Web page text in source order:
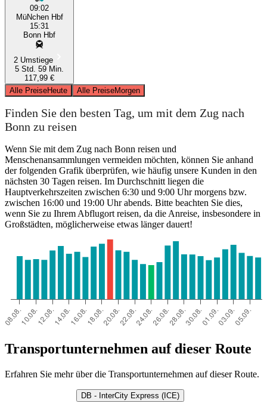
09:02
MüNchen Hbf
15:31
Bonn Hbf
2 Umstiege
5 Std. 59 Min.
117,99 €
Alle PreiseHeute Alle PreiseMorgen
Finden Sie den besten Tag, um mit dem Zug nach
Bonn zu reisen
Wenn Sie mit dem Zug nach Bonn reisen und
Menschenansammlungen vermeiden möchten, können Sie anhand
der folgenden Grafik überprüfen, wie häufig unsere Kunden in den
nächsten 30 Tagen reisen. Im Durchschnitt liegen die
Hauptverkehrszeiten zwischen 6:30 und 9:00 Uhr morgens bzw.
zwischen 16:00 und 19:00 Uhr abends. Bitte beachten Sie dies,
wenn Sie zu Ihrem Abflugort reisen, da die Anreise, insbesondere in
Großstädten, möglicherweise etwas länger dauert!
Transportunternehmen auf dieser Route
Erfahren Sie mehr über die Transportunternehmen auf dieser Route.
DB - InterCity Express (ICE)